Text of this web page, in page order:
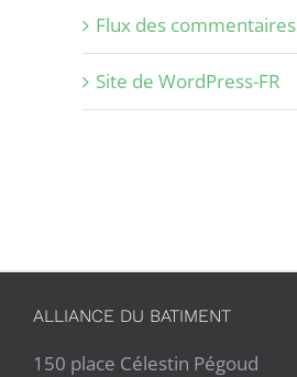
Flux des commentaires
Site de WordPress-FR
ALLIANCE DU BATIMENT
150 place Célestin Pégoud